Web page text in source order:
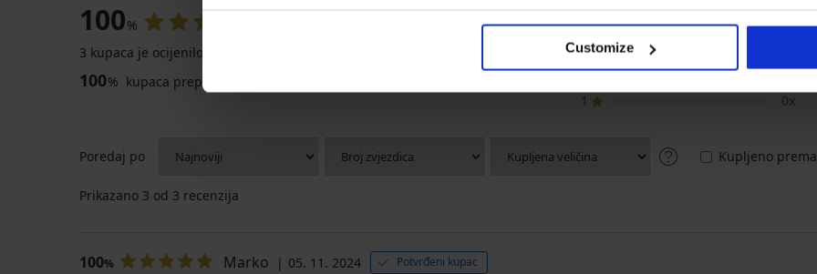
Customize
100%
3 kupaca je ocijenilo proizvod
100% kupaca preporučuje proizvod
5
3x
3
1
0x
Poredaj po Kupljeno
Prikazano 3 od 3 recenzija
100% Marko 05. 11. 2024 Potvrđeni kupac